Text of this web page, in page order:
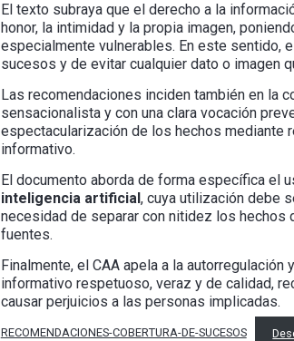
El texto subraya que el derecho a la
honor, la intimidad y la propia imagen,
especialmente vulnerables. En este sentido,
sucesos y de evitar cualquier dato o imagen
Las recomendaciones inciden también en la
sensacionalista y con una clara vocación
espectacularización de los hechos mediante
informativo.
El documento aborda de forma específica el
inteligencia artificial , cuya utilización debe
necesidad de separar con nitidez los hechos
fuentes.
Finalmente, el CAA apela a la
informativo respetuoso, veraz y de calidad,
causar perjuicios a las personas implicadas.
RECOMENDACIONES-COBERTURA-DE-SUCESOS